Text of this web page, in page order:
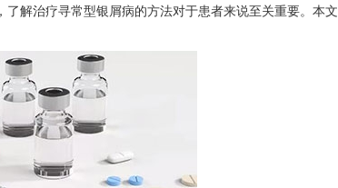
解治疗寻常型银屑病的方法对于患者来说至关重要。本文